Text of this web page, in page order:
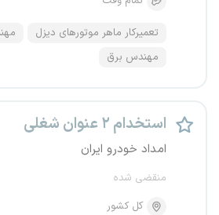
تعمیرکار ماهر موتورهای دیزل
مهندس برق
استخدام ۲ عنوان شغلی
امداد خودرو ایران
منقضی شده
کل کشور